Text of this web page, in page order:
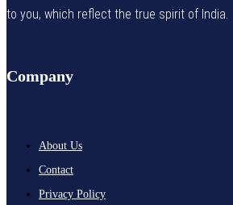
to you, which reflect the true spirit of India.
Company
About Us
Contact
Privacy Policy